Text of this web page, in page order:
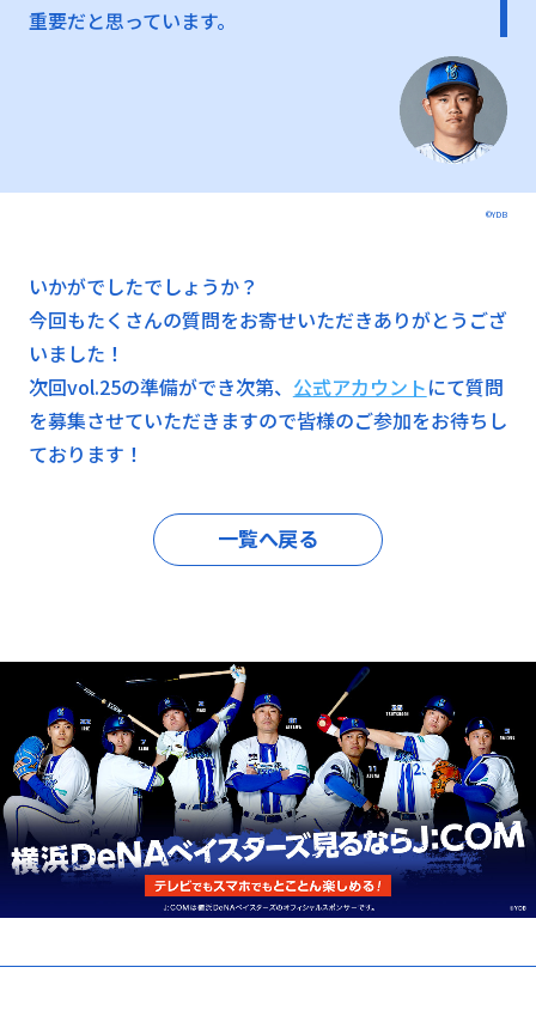
重要だと思っています。
©YDB
いかがでしたでしょうか？
今回もたくさんの質問をお寄せいただきありがとうござ
いました！
次回vol.25の準備ができ次第、 公式アカウントにて質問
を募集させていただきますので皆様のご参加をお待ちし
ております！
一覧へ戻る